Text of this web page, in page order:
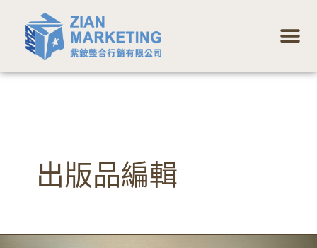
要
選
單
出版品編輯